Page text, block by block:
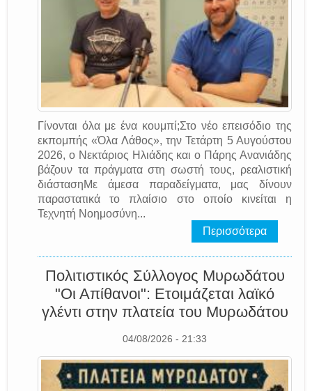
Γίνονται όλα με ένα κουμπί;Στο νέο επεισόδιο της
εκπομπής «Όλα Λάθος», την Τετάρτη 5 Αυγούστου
2026, ο Νεκτάριος Ηλιάδης και ο Πάρης Ανανιάδης
βάζουν τα πράγματα στη σωστή τους, ρεαλιστική
διάστασηΜε άμεσα παραδείγματα, μας δίνουν
παραστατικά το πλαίσιο στο οποίο κινείται η
Τεχνητή Νοημοσύνη...
Περισσότερα
Πολιτιστικός Σύλλογος Μυρωδάτου
"Οι Απίθανοι": Ετοιμάζεται λαϊκό
γλέντι στην πλατεία του Μυρωδάτου
04/08/2026 - 21:33